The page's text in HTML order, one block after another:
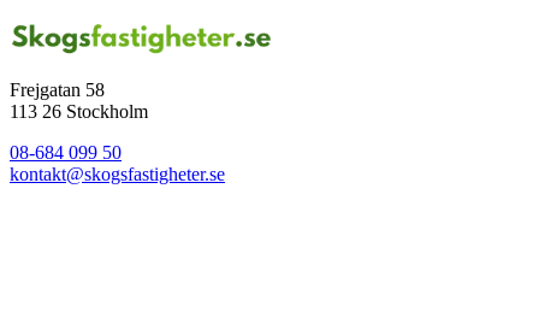
Frejgatan 58
113 26 Stockholm
08-684 099 50
kontakt@skogsfastigheter.se